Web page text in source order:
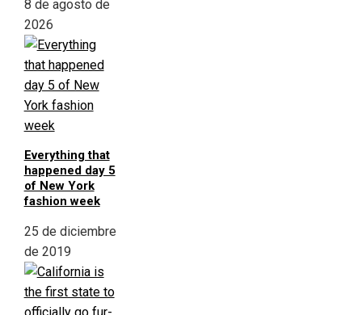
8 de agosto de
2026
Everything that
happened day 5
of New York
fashion week
25 de diciembre
de 2019